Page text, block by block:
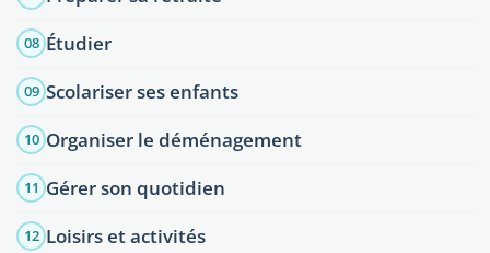
08 Étudier
09 Scolariser ses enfants
10 Organiser le déménagement
11 Gérer son quotidien
12 Loisirs et activités